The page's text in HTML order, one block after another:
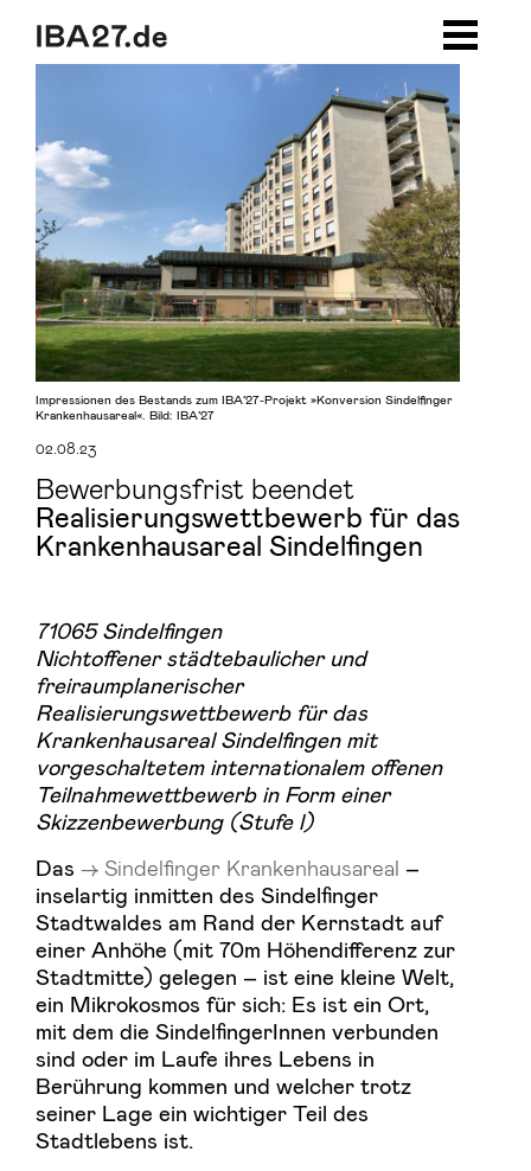
02.08.23
Realisierungswettbewerb für das
Krankenhausareal Sindelfingen
Bewerbungsfrist beendet
71065 Sindelfingen
Nichtoffener städtebaulicher und
freiraumplanerischer
Realisierungswettbewerb für das
Krankenhausareal Sindelfingen mit
vorgeschaltetem internationalem offenen
Teilnahmewettbewerb in Form einer
Skizzenbewerbung (Stufe l)
Das
Sindelfinger Krankenhausareal –
inselartig inmitten des Sindelfinger
Stadtwaldes am Rand der Kernstadt auf
einer Anhöhe (mit 70m Höhendifferenz zur
Stadtmitte) gelegen – ist eine kleine Welt,
ein Mikrokosmos für sich: Es ist ein Ort,
mit dem die SindelfingerInnen verbunden
sind oder im Laufe ihres Lebens in
Berührung kommen und welcher trotz
seiner Lage ein wichtiger Teil des
Stadtlebens ist.
Impressionen des Bestands zum IBA’27-Projekt »Konversion Sindelfinger
Krankenhausareal«. Bild: IBA’27